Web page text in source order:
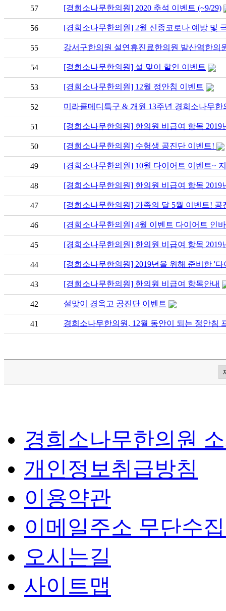
57
[경희소나무한의원] 2020 추석 이벤트 (~9/29)
56 [경희소나무한의원] 2월 신종코로나 예방 및
55 강서구한의원 설연휴진료한의원 발산역한의
54 [경희소나무한의원] 설 맞이 할인 이벤트
53 [경희소나무한의원] 12월 정안침 이벤트
52 미라클메디특구 & 개원 13주년 경희소나무한
51 [경희소나무한의원] 한의원 비급여 항목
50 [경희소나무한의원] 수험생 공진단 이벤트!
49 [경희소나무한의원] 10월 다이어트 이벤트~
48 [경희소나무한의원] 한의원 비급여 항목 2019
47 [경희소나무한의원] 가족의 달 5월 이벤트!
46 [경희소나무한의원] 4월 이벤트 다이어트 인
45 [경희소나무한의원] 한의원 비급여 항목 2019
44 [경희소나무한의원] 2019년을 위해 준비한 '
43 [경희소나무한의원] 한의원 비급여 항목안내
42 설맞이 경옥고 공진단 이벤트
41 경희소나무한의원, 12월 동안이 되는 정안침
경희소나무한의원
개인정보취급방침
이용약관
이메일주소 무단수
오시는길
사이트맵